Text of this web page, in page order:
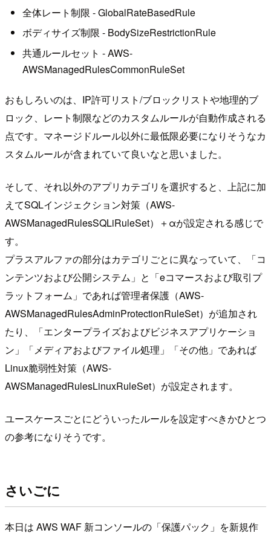
全体レート制限 - GlobalRateBasedRule
ボディサイズ制限 - BodySizeRestrictionRule
共通ルールセット - AWS-
AWSManagedRulesCommonRuleSet
おもしろいのは、IP許可リスト/ブロックリストや地理的ブ
ロック、レート制限などのカスタムルールが自動作成される
点です。マネージドルール以外に最低限必要になりそうなカ
スタムルールが含まれていて良いなと思いました。
そして、それ以外のアプリカテゴリを選択すると、上記に加
えてSQLインジェクション対策（AWS-
AWSManagedRulesSQLiRuleSet）＋αが設定される感じで
す。
プラスアルファの部分はカテゴリごとに異なっていて、「コ
ンテンツおよび公開システム」と「eコマースおよび取引プ
ラットフォーム」であれば管理者保護（AWS-
AWSManagedRulesAdminProtectionRuleSet）が追加され
たり、「エンタープライズおよびビジネスアプリケーショ
ン」「メディアおよびファイル処理」「その他」であれば
Linux脆弱性対策（AWS-
AWSManagedRulesLinuxRuleSet）が設定されます。
ユースケースごとにどういったルールを設定すべきかひとつ
の参考になりそうです。
さいごに
本日は AWS WAF 新コンソールの「保護パック」を新規作